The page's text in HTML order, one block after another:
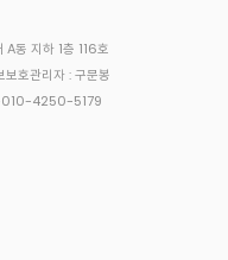
동 지하 1층 116호
보호관리자 : 구문봉
010-4250-5179